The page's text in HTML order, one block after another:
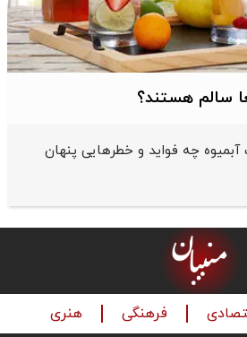
سالم هستند؟
چه فواید و خطرهایی پنهان
فرهنگی هنری